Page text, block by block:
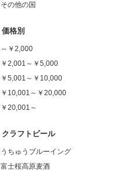
その他の国
価格別
～￥2,000
￥2,001～￥5,000
￥5,001～￥10,000
￥10,001～￥20,000
￥20,001～
クラフトビール
うちゅうブルーイング
富士桜高原麦酒